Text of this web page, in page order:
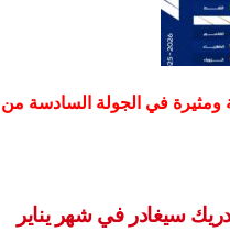
ومثيرة في الجولة السادسة
سيغادر في شهر يناير